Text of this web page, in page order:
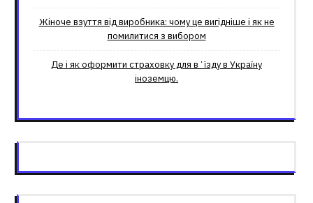
Жіноче взуття від виробника: чому це вигідніше і як не
помилитися з вибором
Де і як оформити страховку для вʼїзду в Україну
іноземцю.